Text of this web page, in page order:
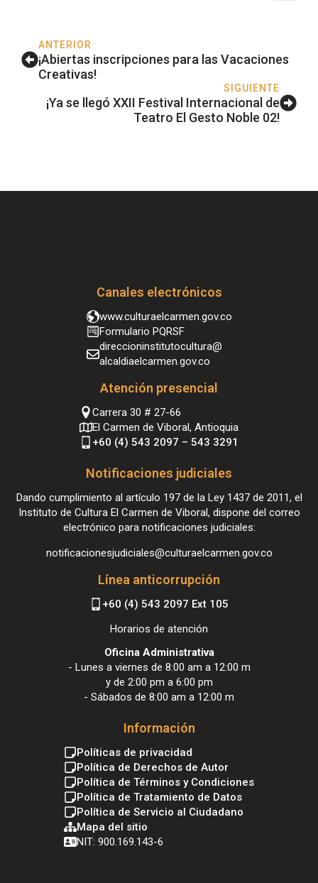
ANTERIOR
¡Abiertas inscripciones para las Vacaciones
Creativas!
SIGUIENTE
¡Ya se llegó XXII Festival Internacional de
Teatro El Gesto Noble 02!
Canales electrónicos
www.culturaelcarmen.gov.co
Formulario PQRSF
direccioninstitutocultura@
alcaldiaelcarmen.gov.co
Atención presencial
Carrera 30 # 27-66
El Carmen de Viboral, Antioquia
+60 (4) 543 2097 – 543 3291
Notificaciones judiciales
Dando cumplimiento al artículo 197 de la Ley 1437 de 2011, el
Instituto de Cultura El Carmen de Viboral, dispone del correo
electrónico para notificaciones judiciales:
notificacionesjudiciales@culturaelcarmen.gov.co
Línea anticorrupción
+60 (4) 543 2097 Ext 105
Horarios de atención
Oficina Administrativa
- Lunes a viernes de 8:00 am a 12:00 m
y de 2:00 pm a 6:00 pm
- Sábados de 8:00 am a 12:00 m
Información
Políticas de privacidad
Política de Derechos de Autor
Política de Términos y Condiciones
Política de Tratamiento de Datos
Política de Servicio al Ciudadano
Mapa del sitio
NIT: 900.169.143-6